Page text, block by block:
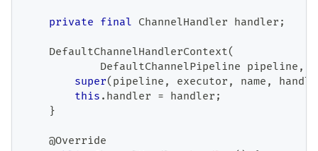
private final ChannelHandler handler ;
DefaultChannelHandlerContext(
DefaultChannelPipeline pipeline ,
super( pipeline , executor , name ,
this . handler = handler ;
}
@Override